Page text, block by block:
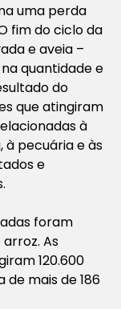
uma perda
fim do ciclo da
e aveia –
quantidade e
do
que atingiram
à
pecuária e às
e
foram
As
120.600
mais de 186